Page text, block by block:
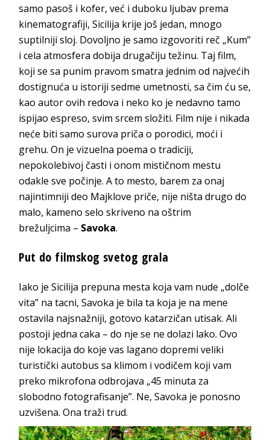
samo pasoš i kofer, već i duboku ljubav prema
kinematografiji, Sicilija krije još jedan, mnogo
suptilniji sloj. Dovoljno je samo izgovoriti reč „Kum”
i cela atmosfera dobija drugačiju težinu. Taj film,
koji se sa punim pravom smatra jednim od najvećih
dostignuća u istoriji sedme umetnosti, sa čim ću se,
kao autor ovih redova i neko ko je nedavno tamo
ispijao espreso, svim srcem složiti. Film nije i nikada
neće biti samo surova priča o porodici, moći i
grehu. On je vizuelna poema o tradiciji,
nepokolebivoj časti i onom mističnom mestu
odakle sve počinje. A to mesto, barem za onaj
najintimniji deo Majklove priče, nije ništa drugo do
malo, kameno selo skriveno na oštrim
brežuljcima – Savoka.
Put do filmskog svetog grala
Iako je Sicilija prepuna mesta koja vam nude „dolče
vita” na tacni, Savoka je bila ta koja je na mene
ostavila najsnažniji, gotovo katarzičan utisak. Ali
postoji jedna caka – do nje se ne dolazi lako. Ovo
nije lokacija do koje vas lagano dopremi veliki
turistički autobus sa klimom i vodičem koji vam
preko mikrofona odbrojava „45 minuta za
slobodno fotografisanje”. Ne, Savoka je ponosno
uzvišena. Ona traži trud.